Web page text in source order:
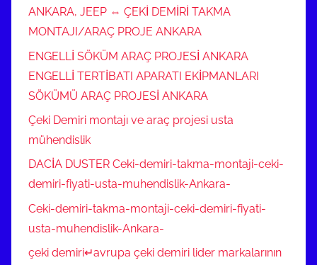
ANKARA, JEEP ⇔ ÇEKİ DEMİRİ TAKMA
MONTAJI/ARAÇ PROJE ANKARA
ENGELLİ SÖKÜM ARAÇ PROJESİ ANKARA
ENGELLİ TERTİBATI APARATI EKİPMANLARI
SÖKÜMÜ ARAÇ PROJESİ ANKARA
Çeki Demiri montajı ve araç projesi usta
mühendislik
DACİA DUSTER Ceki-demiri-takma-montaji-ceki-
demiri-fiyati-usta-muhendislik-Ankara-
Ceki-demiri-takma-montaji-ceki-demiri-fiyati-
usta-muhendislik-Ankara-
çeki demiri↵avrupa çeki demiri lider markalarının